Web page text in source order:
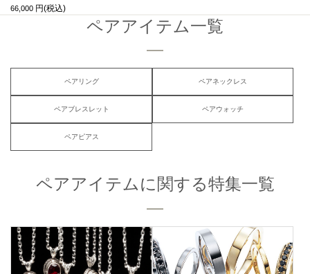
66,000
ペアアイテム一覧
ペアリング ペアネックレス
ペアブレスレット ペアウォッチ
ペアピアス
ペアアイテムに関する特集一覧